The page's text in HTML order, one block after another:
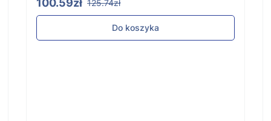
100.59zł 125.74zł
Do koszyka